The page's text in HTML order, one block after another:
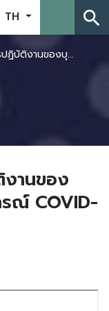
TH search
itd ช่วงสถานการณ์ COVID-19
งานของ
ณ์ COVID-